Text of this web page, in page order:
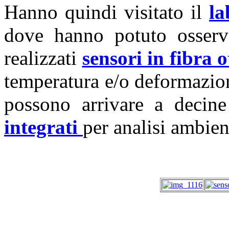
Hanno quindi visitato il
dove hanno potuto
realizzati sensori in fibra
temperatura e/o
possono arrivare a
integrati per analisi